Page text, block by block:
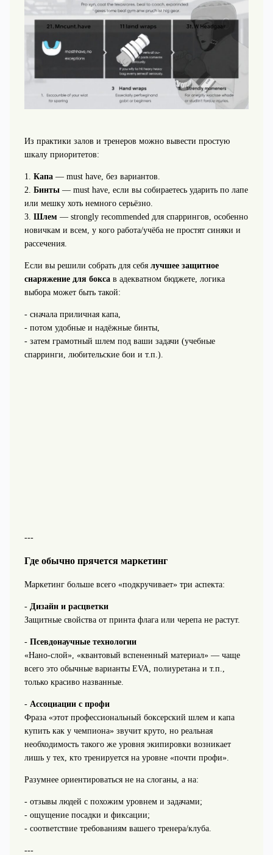
Из практики залов и тренеров можно вывести простую
шкалу приоритетов:
1. Капа— must have, без вариантов.
2. Бинты— must have, если вы собираетесь ударить по лапе
или мешку хоть немного серьёзно.
3. Шлем — strongly recommended для спаррингов, особенно
новичкам и всем, у кого работа/учёба не простят синяки и
рассечения.
Если вы решили собрать для себя лучшее защитное
снаряжение для боксав адекватном бюджете, логика
выбора может быть такой:
- сначала приличная капа,
- потом удобные и надёжные бинты,
- затем грамотный шлем под ваши задачи (учебные
спарринги, любительские бои и т.п.).
---
Где обычно прячется маркетинг
Маркетинг больше всего «подкручивает» три аспекта:
- Дизайн и расцветки
Защитные свойства от принта флага или черепа не растут.
- Псевдонаучные технологии
«Нано-слой», «квантовый вспененный материал» — чаще
всего это обычные варианты EVA, полиуретана и т.п.,
только красиво названные.
- Ассоциации с профи
Фраза «этот профессиональный боксерский шлем и капа
купить как у чемпиона» звучит круто, но реальная
необходимость такого же уровня экипировки возникает
лишь у тех, кто тренируется на уровне «почти профи».
Разумнее ориентироваться не на слоганы, а на:
- отзывы людей с похожим уровнем и задачами;
- ощущение посадки и фиксации;
- соответствие требованиям вашего тренера/клуба.
---